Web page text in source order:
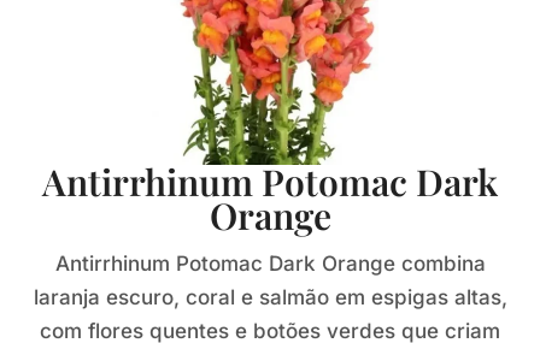
Antirrhinum Potomac Dark
Orange
Antirrhinum Potomac Dark Orange combina
laranja escuro, coral e salmão em espigas altas,
com flores quentes e botões verdes que criam